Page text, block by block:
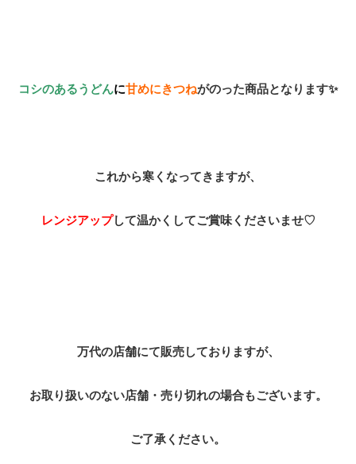
コシのあるうどんに甘めにきつねがのった商品となります✨
これから寒くなってきますが、
レンジアップして温かくしてご賞味くださいませ♡
万代の店舗にて販売しておりますが、
お取り扱いのない店舗・売り切れの場合もございます。
ご了承ください。